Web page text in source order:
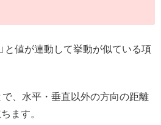
」と値が連動して挙動が似ている項
で、水平・垂直以外の方向の距離
ます。